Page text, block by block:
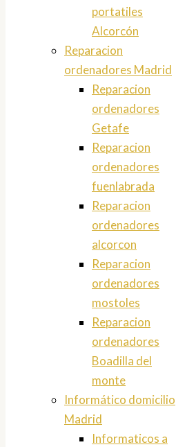
portatiles
Alcorcón
Reparacion
ordenadores Madrid
Reparacion
ordenadores
Getafe
Reparacion
ordenadores
fuenlabrada
Reparacion
ordenadores
alcorcon
Reparacion
ordenadores
mostoles
Reparacion
ordenadores
Boadilla del
monte
Informático domicilio
Madrid
Informaticos a